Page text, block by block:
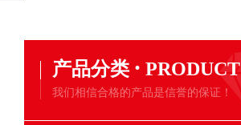
产品分类 · PRODUCT
我们相信合格的产品是信誉的保证！